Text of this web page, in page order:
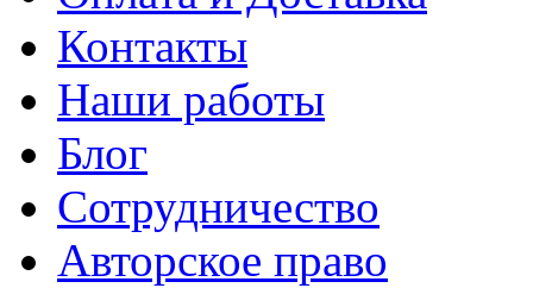
Контакты
Наши работы
Блог
Сотрудничество
Авторское право